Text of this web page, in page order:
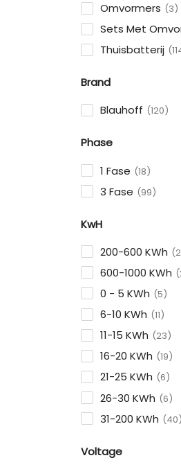
Omvormers
3
Sets Met
Thuisbatterij
Brand
Blauhoff
120
Phase
1 Fase
18
3 Fase 99
KwH
200-600 KWh
2
600-1000 KWh
0 - 5 KWh 5
6-10 KWh 11
11-15 KWh 23
16-20 KWh 19
21-25 KWh 6
26-30 KWh 6
31-200 KWh 40
Voltage